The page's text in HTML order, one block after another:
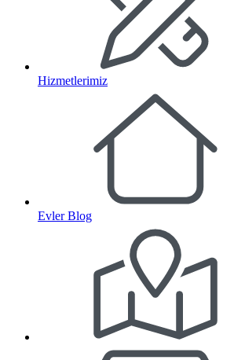
Hizmetlerimiz
Evler Blog